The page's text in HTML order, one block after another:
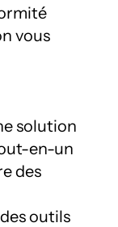
vous
solution
en-un
des
outils